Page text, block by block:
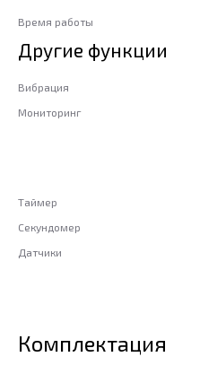
Время работы
Другие функции
Вибрация
Мониторинг
Таймер
Секундомер
Датчики
Комплектация